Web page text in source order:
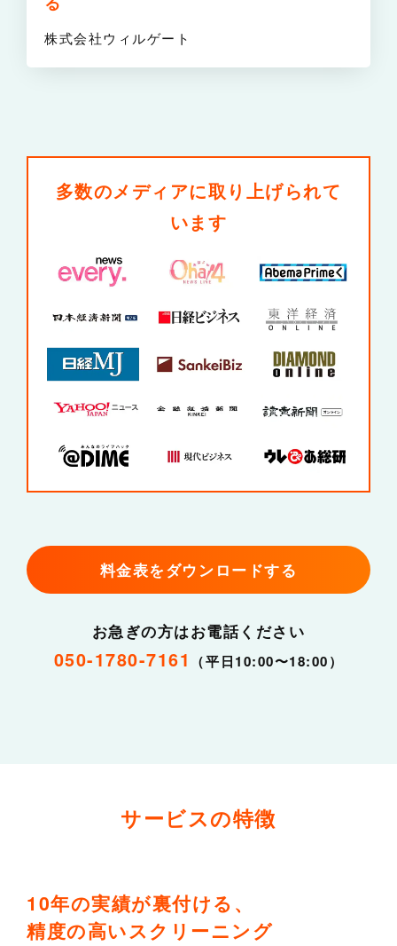
株式会社ウィルゲート
多数のメディアに取り上げられて
います
料金表をダウンロードする
お急ぎの方はお電話ください
050-1780-7161 （平日10:00〜18:00）
サービスの特徴
10年の実績が裏付ける、
精度の高いスクリーニング